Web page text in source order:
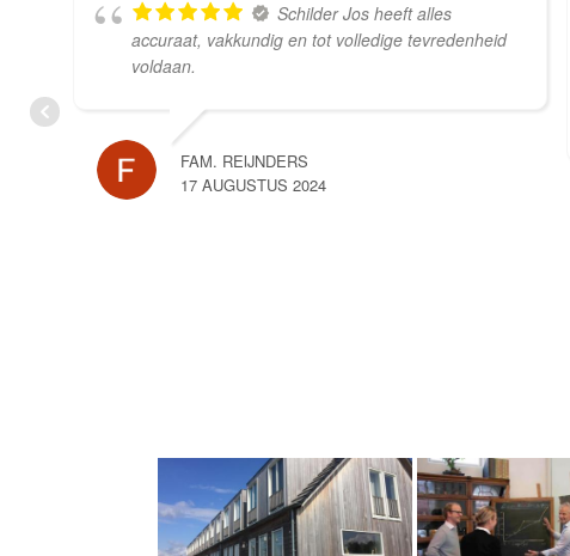
Schilder Jos heeft alles
accuraat, vakkundig en tot volledige tevredenheid
voldaan.
FAM. REIJNDERS
17 AUGUSTUS 2024